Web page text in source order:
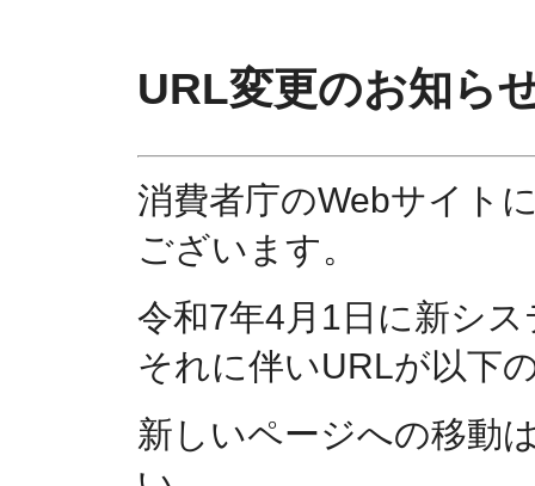
URL変更のお知ら
消費者庁のWebサイト
ございます。
令和7年4月1日に新シ
それに伴いURLが以下
新しいページへの移動